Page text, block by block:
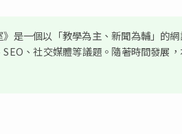
》是一個以「教學為主、新聞為輔」的
、社交媒體等議題。隨著時間發展